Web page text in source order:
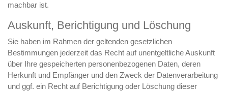
machbar ist.
Auskunft, Berichtigung und Löschung
Sie haben im Rahmen der geltenden gesetzlichen
Bestimmungen jederzeit das Recht auf unentgeltliche Auskunft
über Ihre gespeicherten personenbezogenen Daten, deren
Herkunft und Empfänger und den Zweck der Datenverarbeitung
und ggf. ein Recht auf Berichtigung oder Löschung dieser